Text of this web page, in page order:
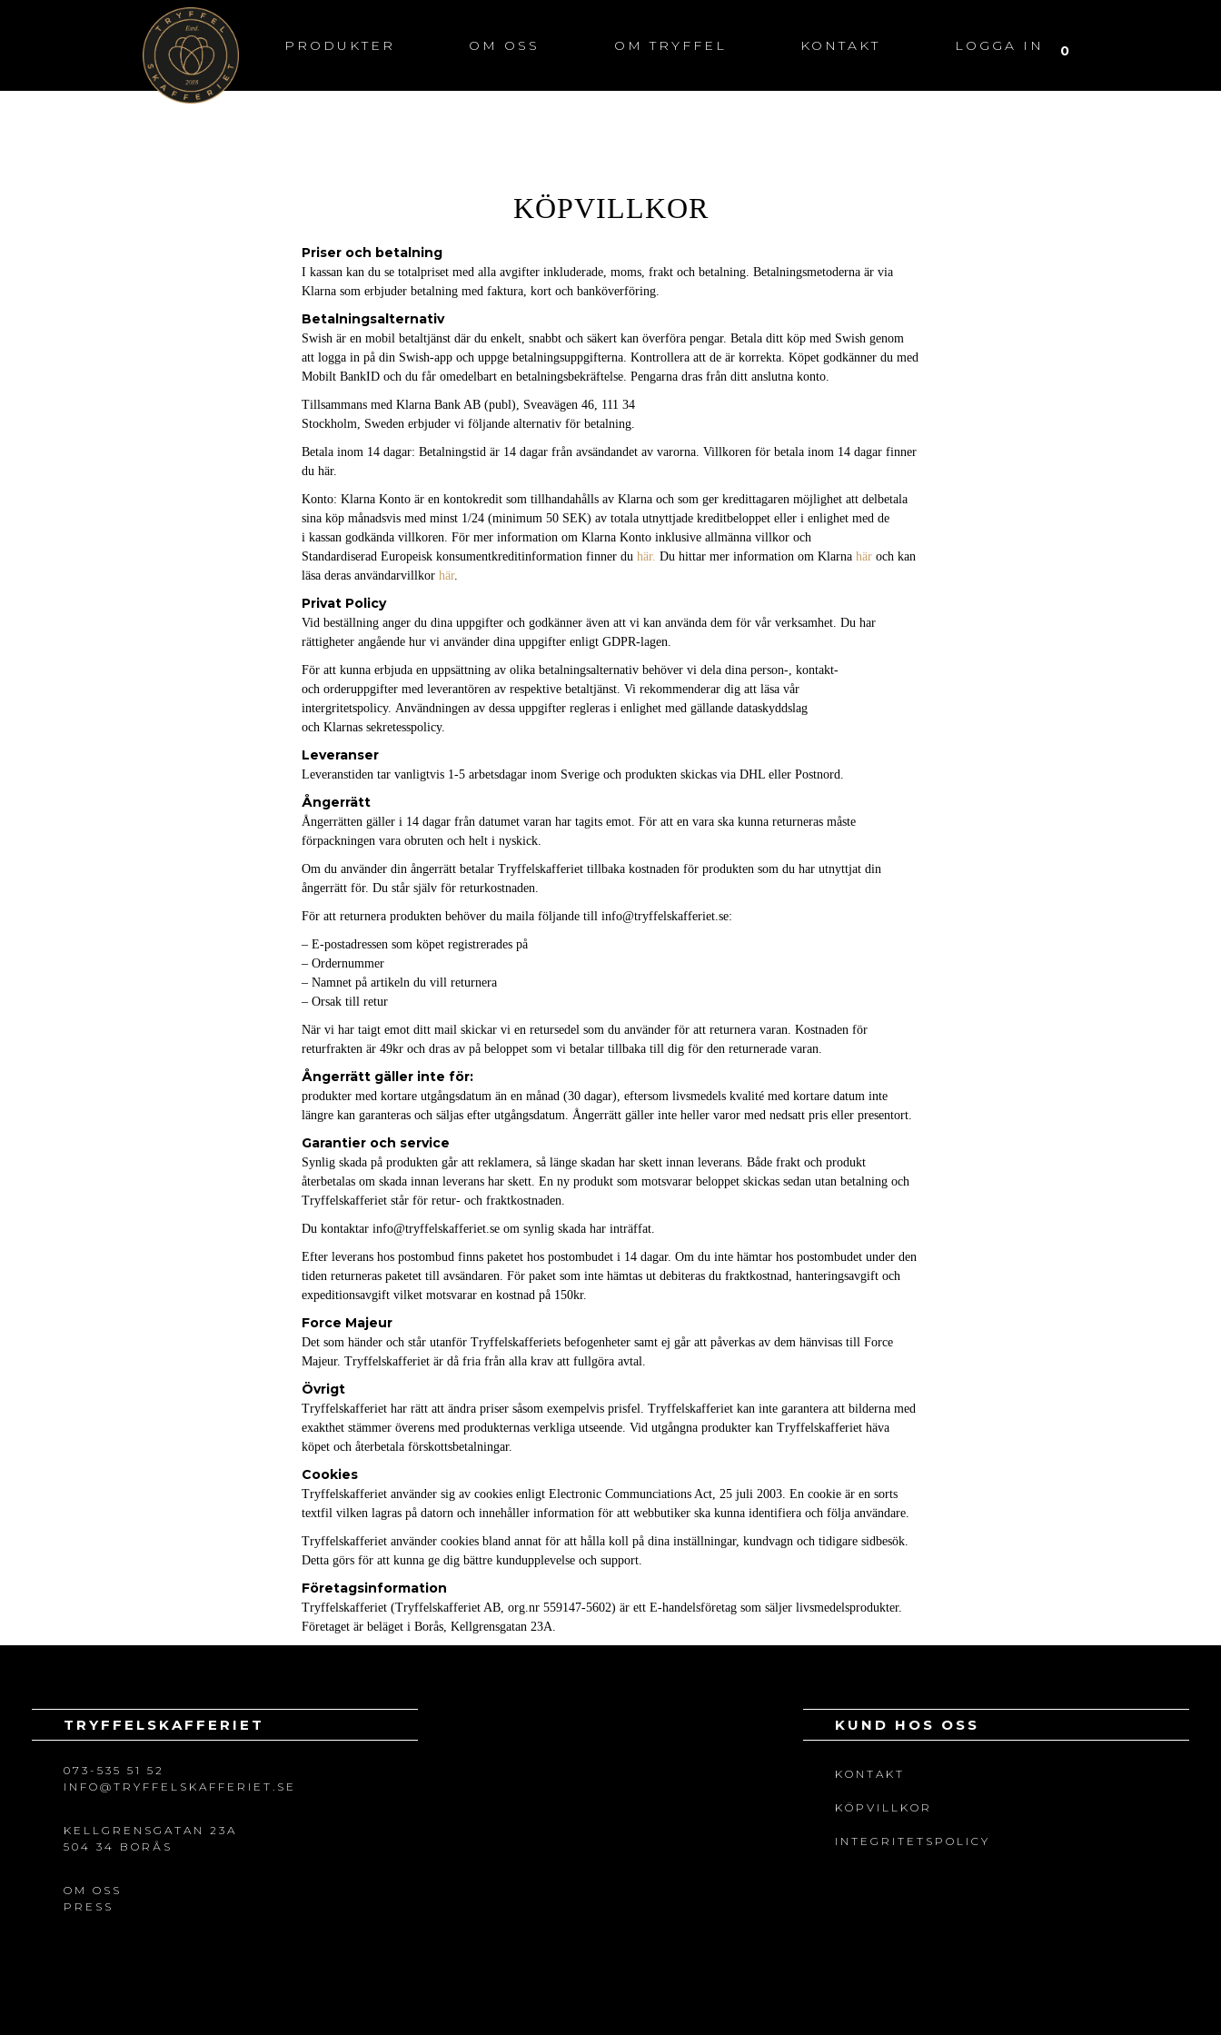
PRODUKTER OM OSS OM TRYFFEL KONTAKT LOGGA IN 0
KÖPVILLKOR
Priser och betalning
I kassan kan du se totalpriset med alla avgifter inkluderade, moms, frakt och betalning. Betalningsmetoderna är via
Klarna som erbjuder betalning med faktura, kort och banköverföring.
Betalningsalternativ
Swish är en mobil betaltjänst där du enkelt, snabbt och säkert kan överföra pengar. Betala ditt köp med Swish genom
att logga in på din Swish-app och uppge betalningsuppgifterna. Kontrollera att de är korrekta. Köpet godkänner du med
Mobilt BankID och du får omedelbart en betalningsbekräftelse. Pengarna dras från ditt anslutna konto.
Tillsammans med Klarna Bank AB (publ), Sveavägen 46, 111 34
Stockholm, Sweden erbjuder vi följande alternativ för betalning.
Betala inom 14 dagar: Betalningstid är 14 dagar från avsändandet av varorna. Villkoren för betala inom 14 dagar finner
du här.
Konto: Klarna Konto är en kontokredit som tillhandahålls av Klarna och som ger kredittagaren möjlighet att delbetala
sina köp månadsvis med minst 1/24 (minimum 50 SEK) av totala utnyttjade kreditbeloppet eller i enlighet med de
i kassan godkända villkoren. För mer information om Klarna Konto inklusive allmänna villkor och
Standardiserad Europeisk konsumentkreditinformation finner du här. Du hittar mer information om Klarna här och kan
läsa deras användarvillkor här.
Privat Policy
Vid beställning anger du dina uppgifter och godkänner även att vi kan använda dem för vår verksamhet. Du har
rättigheter angående hur vi använder dina uppgifter enligt GDPR-lagen.
För att kunna erbjuda en uppsättning av olika betalningsalternativ behöver vi dela dina person-, kontakt-
och orderuppgifter med leverantören av respektive betaltjänst. Vi rekommenderar dig att läsa vår
intergritetspolicy. Användningen av dessa uppgifter regleras i enlighet med gällande dataskyddslag
och Klarnas sekretesspolicy.
Leveranser
Leveranstiden tar vanligtvis 1-5 arbetsdagar inom Sverige och produkten skickas via DHL eller Postnord.
Ångerrätt
Ångerrätten gäller i 14 dagar från datumet varan har tagits emot. För att en vara ska kunna returneras måste
förpackningen vara obruten och helt i nyskick.
Om du använder din ångerrätt betalar Tryffelskafferiet tillbaka kostnaden för produkten som du har utnyttjat din
ångerrätt för. Du står själv för returkostnaden.
För att returnera produkten behöver du maila följande till info@tryffelskafferiet.se:
– E-postadressen som köpet registrerades på
– Ordernummer
– Namnet på artikeln du vill returnera
– Orsak till retur
När vi har taigt emot ditt mail skickar vi en retursedel som du använder för att returnera varan. Kostnaden för
returfrakten är 49kr och dras av på beloppet som vi betalar tillbaka till dig för den returnerade varan.
Ångerrätt gäller inte för:
produkter med kortare utgångsdatum än en månad (30 dagar), eftersom livsmedels kvalité med kortare datum inte
längre kan garanteras och säljas efter utgångsdatum. Ångerrätt gäller inte heller varor med nedsatt pris eller presentort.
Garantier och service
Synlig skada på produkten går att reklamera, så länge skadan har skett innan leverans. Både frakt och produkt
återbetalas om skada innan leverans har skett. En ny produkt som motsvarar beloppet skickas sedan utan betalning och
Tryffelskafferiet står för retur- och fraktkostnaden.
Du kontaktar info@tryffelskafferiet.se om synlig skada har inträffat.
Efter leverans hos postombud finns paketet hos postombudet i 14 dagar. Om du inte hämtar hos postombudet under den
tiden returneras paketet till avsändaren. För paket som inte hämtas ut debiteras du fraktkostnad, hanteringsavgift och
expeditionsavgift vilket motsvarar en kostnad på 150kr.
Force Majeur
Det som händer och står utanför Tryffelskafferiets befogenheter samt ej går att påverkas av dem hänvisas till Force
Majeur. Tryffelskafferiet är då fria från alla krav att fullgöra avtal.
Övrigt
Tryffelskafferiet har rätt att ändra priser såsom exempelvis prisfel. Tryffelskafferiet kan inte garantera att bilderna med
exakthet stämmer överens med produkternas verkliga utseende. Vid utgångna produkter kan Tryffelskafferiet häva
köpet och återbetala förskottsbetalningar.
Cookies
Tryffelskafferiet använder sig av cookies enligt Electronic Communciations Act, 25 juli 2003. En cookie är en sorts
textfil vilken lagras på datorn och innehåller information för att webbutiker ska kunna identifiera och följa användare.
Tryffelskafferiet använder cookies bland annat för att hålla koll på dina inställningar, kundvagn och tidigare sidbesök.
Detta görs för att kunna ge dig bättre kundupplevelse och support.
Företagsinformation
Tryffelskafferiet (Tryffelskafferiet AB, org.nr 559147-5602) är ett E-handelsföretag som säljer livsmedelsprodukter.
Företaget är beläget i Borås, Kellgrensgatan 23A.
TRYFFELSKAFFERIET
073-535 51 52
INFO@TRYFFELSKAFFERIET.SE
KELLGRENSGATAN 23A
504 34 BORÅS
OM OSS
PRESS
KUND HOS OSS
KONTAKT
KÖPVILLKOR
INTEGRITETSPOLICY